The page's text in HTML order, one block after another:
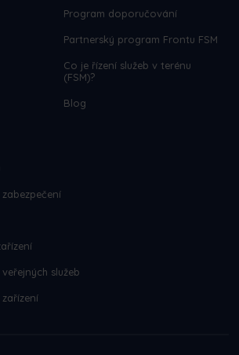
Program doporučování
Partnerský program Frontu FSM
Co je řízení služeb v terénu
(FSM)?
Blog
služeb